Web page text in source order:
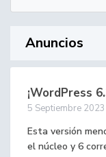
Anuncios
¡WordPress
5 Septiembre 2023
Esta versión
el núcleo y 6